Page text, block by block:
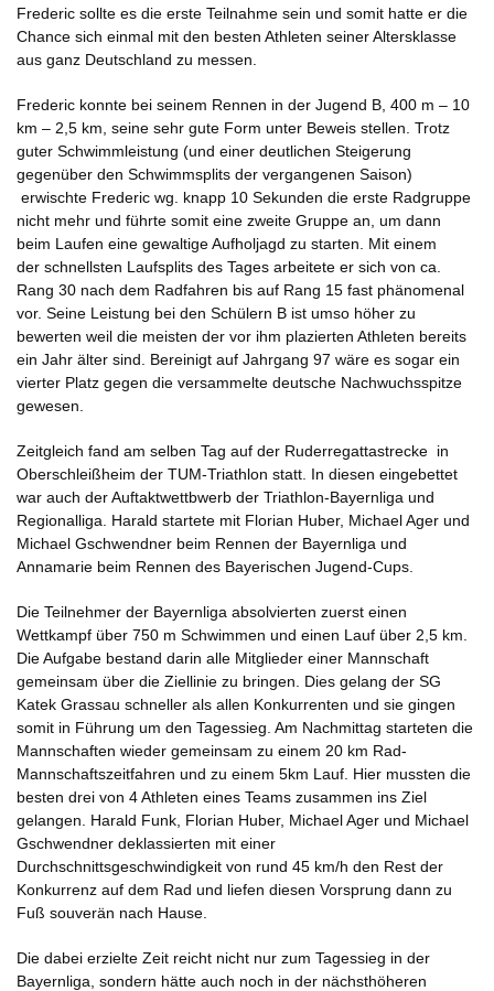
Frederic sollte es die erste Teilnahme sein und somit hatte er die
Chance sich einmal mit den besten Athleten seiner Altersklasse
aus ganz Deutschland zu messen.
Frederic konnte bei seinem Rennen in der Jugend B, 400 m – 10
km – 2,5 km, seine sehr gute Form unter Beweis stellen. Trotz
guter Schwimmleistung (und einer deutlichen Steigerung
gegenüber den Schwimmsplits der vergangenen Saison)
erwischte Frederic wg. knapp 10 Sekunden die erste Radgruppe
nicht mehr und führte somit eine zweite Gruppe an, um dann
beim Laufen eine gewaltige Aufholjagd zu starten. Mit einem
der schnellsten Laufsplits des Tages arbeitete er sich von ca.
Rang 30 nach dem Radfahren bis auf Rang 15 fast phänomenal
vor. Seine Leistung bei den Schülern B ist umso höher zu
bewerten weil die meisten der vor ihm plazierten Athleten bereits
ein Jahr älter sind. Bereinigt auf Jahrgang 97 wäre es sogar ein
vierter Platz gegen die versammelte deutsche Nachwuchsspitze
gewesen.
Zeitgleich fand am selben Tag auf der Ruderregattastrecke in
Oberschleißheim der TUM-Triathlon statt. In diesen eingebettet
war auch der Auftaktwettbwerb der Triathlon-Bayernliga und
Regionalliga. Harald startete mit Florian Huber, Michael Ager und
Michael Gschwendner beim Rennen der Bayernliga und
Annamarie beim Rennen des Bayerischen Jugend-Cups.
Die Teilnehmer der Bayernliga absolvierten zuerst einen
Wettkampf über 750 m Schwimmen und einen Lauf über 2,5 km.
Die Aufgabe bestand darin alle Mitglieder einer Mannschaft
gemeinsam über die Ziellinie zu bringen. Dies gelang der SG
Katek Grassau schneller als allen Konkurrenten und sie gingen
somit in Führung um den Tagessieg. Am Nachmittag starteten die
Mannschaften wieder gemeinsam zu einem 20 km Rad-
Mannschaftszeitfahren und zu einem 5km Lauf. Hier mussten die
besten drei von 4 Athleten eines Teams zusammen ins Ziel
gelangen. Harald Funk, Florian Huber, Michael Ager und Michael
Gschwendner deklassierten mit einer
Durchschnittsgeschwindigkeit von rund 45 km/h den Rest der
Konkurrenz auf dem Rad und liefen diesen Vorsprung dann zu
Fuß souverän nach Hause.
Die dabei erzielte Zeit reicht nicht nur zum Tagessieg in der
Bayernliga, sondern hätte auch noch in der nächsthöheren